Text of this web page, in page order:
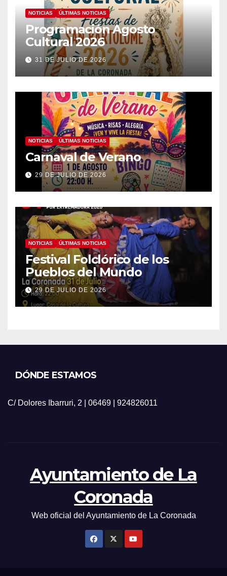
NOTICIAS ÚLTIMAS NOTICIAS
Programación Agosto
Cultural 2026
31 DE JULIO DE 2026
NOTICIAS ÚLTIMAS NOTICIAS
Carnaval de Verano
29 DE JULIO DE 2026
NOTICIAS ÚLTIMAS NOTICIAS
Festival Folclórico de los
Pueblos del Mundo
29 DE JULIO DE 2026
DÓNDE ESTAMOS
C/ Dolores Ibarruri, 2 | 06469 | 924826011
Ayuntamiento de La
Coronada
Web oficial del Ayuntamiento de La Coronada